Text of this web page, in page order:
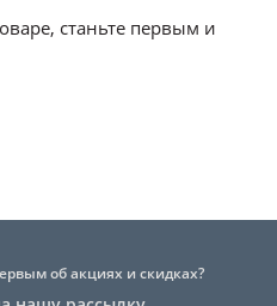
станьте первым и
об акциях и скидках?